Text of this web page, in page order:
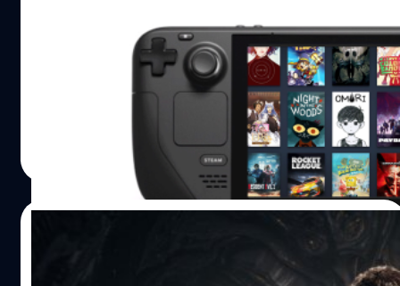
ในช่วงที่ Steam Deck เปิดตัว Valve ได้ให้รายละเอียดว่าตัว
เครื่องนั้นจะสามารถเล่นได้ทุกเกมจากคลัง Steam ซึ่งในบท
สัมภาษณ์ของโปรแกรมเมอร์และนักออกแบบของ Valave จาก
ทางทีมงาน IGN พวกเขาได้อธิบายว่า หลังจากการทดสอบ
และพัฒนา Steam Deck มาปีกว่า ๆ การทำงานของตัวเครื่อง
นั้นบรรลุระดับประสิทธิภาพที่น่าจะทำให้ทุกคนตะลึงกันได้เลย
กรณ์รัฐภาส ธนวัตไชยศรี | 1839 days ago
Project Magnum เตรียมลงคอนโซลและพีซี